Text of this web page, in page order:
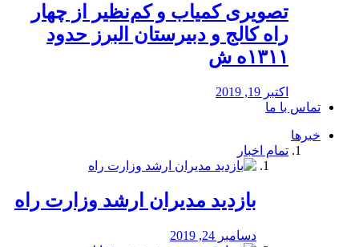
️تصویری کمیاب و کم‌نظیر از چهار
راه كالج و دبيرستان البرز حدود
۱۳۱۱ه ش
اکتبر 19, 2019
تماس با ما
خبرها
تمام اخبار
بازدید مدیران ارشد وزارت راه
دسامبر 24, 2019